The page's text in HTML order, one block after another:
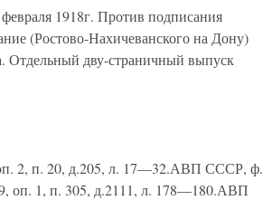
1918г. Против подписания
(Ростово-Нахичеванского на Дону)
Отдельный дву-страничный выпуск
п. 20, д.205, л. 17—32.АВП СССР, ф.
оп. 1, п. 305, д.2111, л. 178—180.АВП